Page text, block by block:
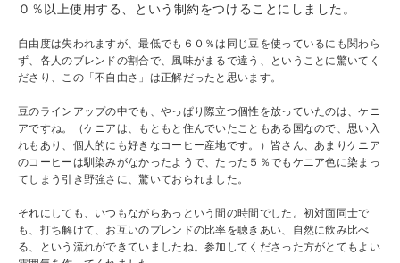
０％以上使用する、という制約をつけることにしました。
自由度は失われますが、最低でも６０％は同じ豆を使っているにも関わら
ず、各人のブレンドの割合で、風味がまるで違う、ということに驚いてく
ださり、この「不自由さ」は正解だったと思います。
豆のラインアップの中でも、やっぱり際立つ個性を放っていたのは、ケニ
アですね。（ケニアは、もともと住んでいたこともある国なので、思い入
れもあり、個人的にも好きなコーヒー産地です。）皆さん、あまりケニア
のコーヒーは馴染みがなかったようで、たった５％でもケニア色に染まっ
てしまう引き野強さに、驚いておられました。
それにしても、いつもながらあっという間の時間でした。初対面同士で
も、打ち解けて、お互いのブレンドの比率を聴きあい、自然に飲み比べ
る、という流れができていましたね。参加してくださった方がとてもよい